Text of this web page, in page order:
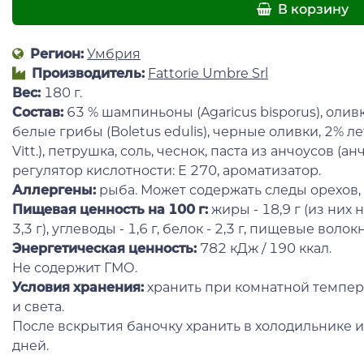
В корзину
Регион: Умбрия
Производитель: Fattorie Umbre Srl
Вес: 180 г.
Состав: 63 % шампиньоны (Agaricus bisporus),
белые грибы (Boletus edulis), черные оливки, 2%
Vitt.), петрушка, соль, чеснок, паста из анчоусов
регулятор кислотности: Е 270, ароматизатор.
Аллергены: рыба. Может содержать следы орехов,
Пищевая ценность на 100 г: жиры - 18,9 г (из них
3,3 г), углеводы - 1,6 г, белок - 2,3 г, пищевые
Энергетическая ценность: 782 кДж / 190 ккал.
Не содержит ГМО.
Условия хранения: хранить при комнатной
и света.
После вскрытия баночку хранить в холодильнике
дней.